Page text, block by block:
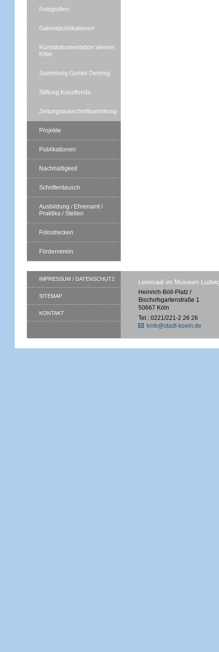
Fotografien
Galeriepublikationen
Kunstdokumentation Werner
Kittel
Sammlung Gunter Demnig
Stiftung Kunstfonds
Zeitungsausschnittsammlung
Projekte
Publikationen
Nachhaltigkeit
Schriftentausch
Ausbildung / Ehrenamt /
Praktika / Stellen
Fotostrecken
Förderverein
IMPRESSUM / DATENSCHUTZ
SITEMAP
KONTAKT
Lesesaal im Museum
Heinrich-Böll-Platz /
Bischofsgartenstraße 1
50667 Köln
Tel.: 0221/221-2 26 26
kmb@stadt-koeln.de